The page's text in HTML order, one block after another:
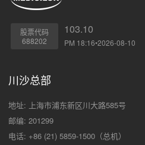
股票代码
688202
103.10
PM 18:16•2026-08-10
川沙总部
地址: 上海市浦东新区川大路585号
邮编: 201299
电话: +86 (21) 5859-1500（总机）